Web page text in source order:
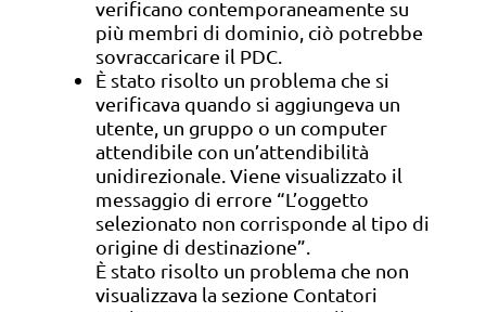
verificano contemporaneamente su
più membri di dominio, ciò potrebbe
sovraccaricare il PDC.
È stato risolto un problema che si
verificava quando si aggiungeva un
utente, un gruppo o un computer
attendibile con un’attendibilità
unidirezionale. Viene visualizzato il
messaggio di errore “L’oggetto
selezionato non corrisponde al tipo di
origine di destinazione”.
È stato risolto un problema che non
visualizzava la sezione Contatori